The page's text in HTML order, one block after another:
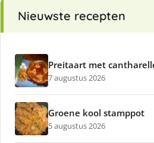
Nieuwste recepten
Preitaart met
7 augustus 2026
Groene kool stamppot
5 augustus 2026